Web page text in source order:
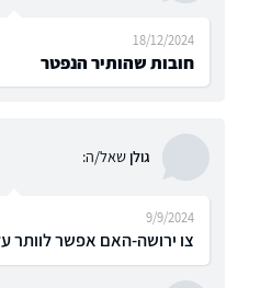
חובות שהותיר הנפטר
18/12/2024
גולןשאל/ה:
צו ירושה-האם אפשר לוותר
9/9/2024